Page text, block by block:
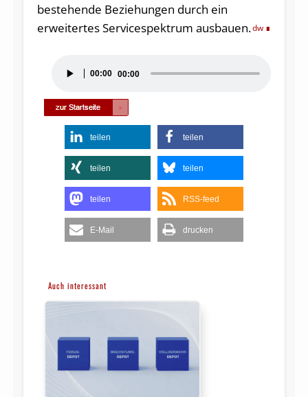
bestehende Beziehungen durch ein
erweitertes Servicespektrum ausbauen.dw
Player
00:00 00:00
teilen teilen
teilen teilen
teilen RSS-feed
E-Mail drucken
Auch interessant